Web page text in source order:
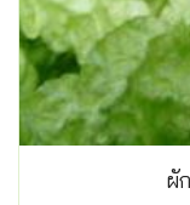
ผั